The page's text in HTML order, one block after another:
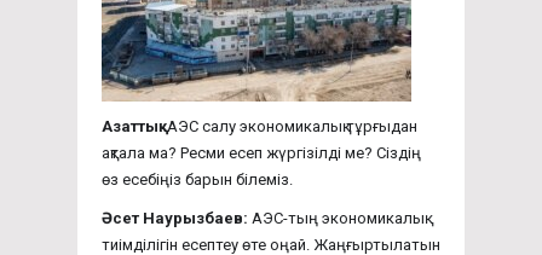
Азаттық:АЭС салу экономикалық тұрғыдан
ақтала ма? Ресми есеп жүргізілді ме? Сіздің
өз есебіңіз барын білеміз.
Әсет Наурызбаев: АЭС-тың экономикалық
тиімділігін есептеу өте оңай. Жаңғыртылатын